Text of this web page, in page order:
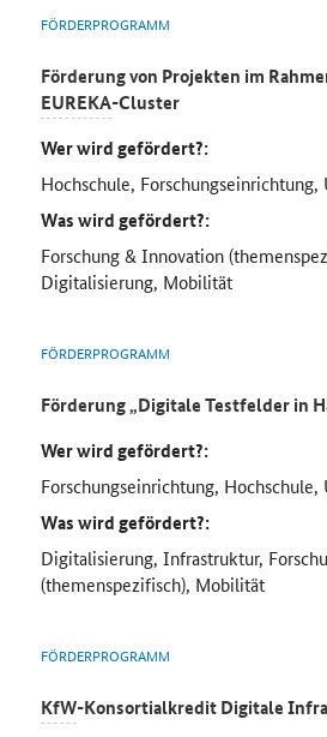
FÖRDERPROGRAMM
Förderung von Projekten im
EUREKA-Cluster
Wer wird gefördert?:
Hochschule,
Was wird gefördert?:
Forschung & Innovation
Digitalisierung, Mobilität
FÖRDERPROGRAMM
Förderung„Digitale Testfelder in
Wer wird gefördert?:
Forschungseinrichtung,
Was wird gefördert?:
Digitalisierung, Infrastruktur,
(themenspezifisch), Mobilität
FÖRDERPROGRAMM
KfW-Konsortialkredit Digitale